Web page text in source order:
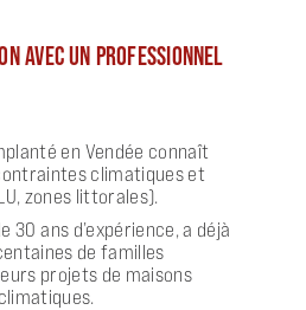
AVEC UN PROFESSIONNEL
en Vendée connaît
climatiques et
zones littorales).
30 ans d’expérience, a déjà
de familles
projets de maisons